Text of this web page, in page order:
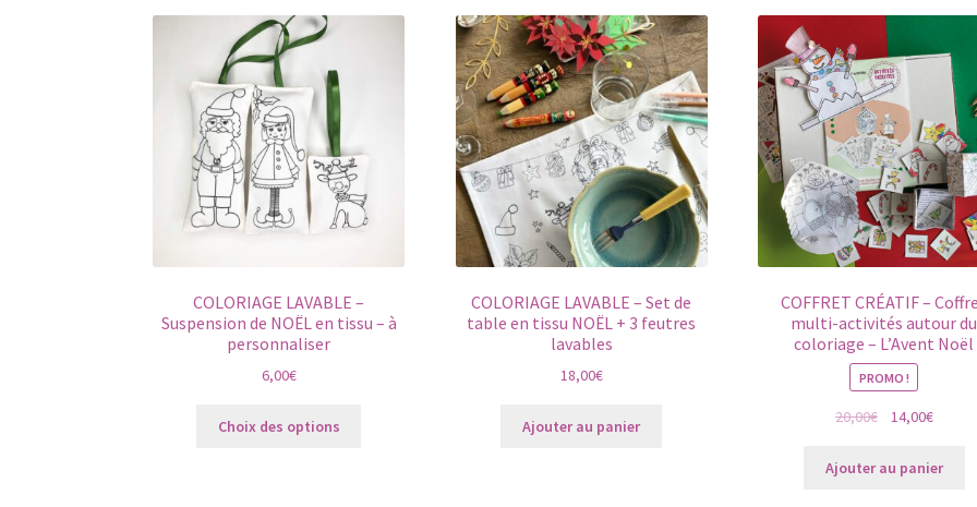
COLORIAGE LAVABLE –
Suspension de NOËL en tissu – à
personnaliser
6,00€
Choix des options
COLORIAGE LAVABLE – Set de
table en tissu NOËL + 3 feutres
lavables
18,00€
Ajouter au panier
COFFRET CRÉATIF –
multi-activités autour du
coloriage – L’Avent Noël
PROMO !
20,00€
Le
initial
14,00€Le
actuel
Ajouter au panier